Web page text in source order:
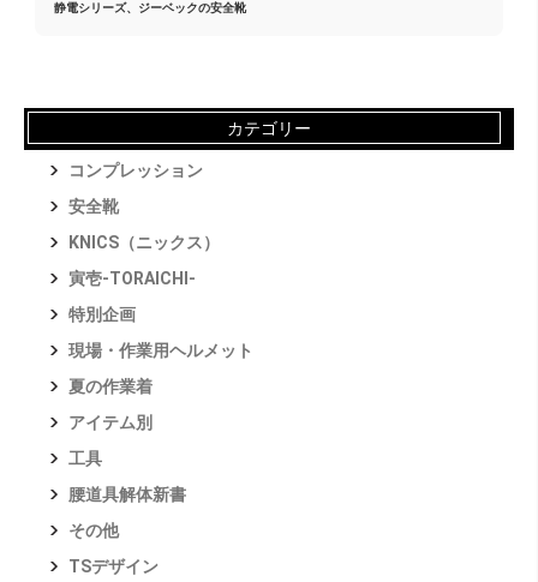
静電シリーズ、ジーベックの安全靴
カテゴリー
コンプレッション
安全靴
KNICS（ニックス）
寅壱-TORAICHI-
特別企画
現場・作業用ヘルメット
夏の作業着
アイテム別
工具
腰道具解体新書
その他
TSデザイン